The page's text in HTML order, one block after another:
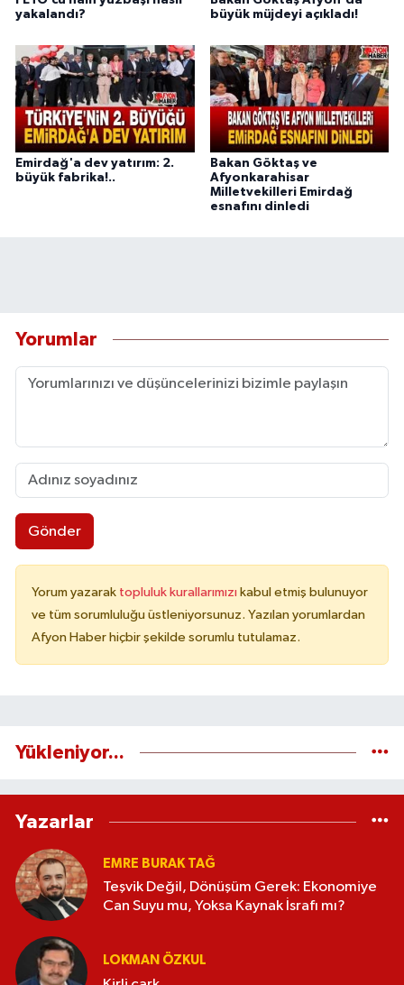
yakalandı?
büyük müjdeyi açıkladı!
Emirdağ'a dev yatırım: 2.
büyük fabrika!..
Bakan Göktaş ve
Afyonkarahisar
Milletvekilleri Emirdağ
esnafını dinledi
Yorumlar
Gönder
Yorum yazarak topluluk kurallarımızı kabul etmiş bulunuyor
ve tüm sorumluluğu üstleniyorsunuz. Yazılan yorumlardan
Afyon Haber hiçbir şekilde sorumlu tutulamaz.
Yükleniyor...
Yazarlar
EMRE BURAK TAĞ
Teşvik Değil, Dönüşüm Gerek: Ekonomiye
Can Suyu mu, Yoksa Kaynak İsrafı mı?
LOKMAN ÖZKUL